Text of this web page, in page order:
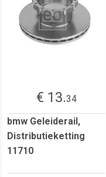
€ 13.34
bmw Geleiderail,
Distributieketting
11710